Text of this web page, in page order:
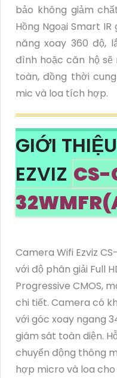
bảo không giảm
Hồng Ngoại Smart
năng xoay 360 độ,
đình hoặc căn hộ sẽ
toàn, đồng thời
mic và loa tích hợp.
GIỚI
EZVIZ
Camera Wifi Ezviz
với độ phân giải Full
Progressive CMOS,
chi tiết. Camera có
với góc xoay ngang
giám sát toàn diện.
chuyển động thông
hợp micro và loa